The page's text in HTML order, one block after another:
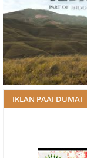
IKLAN PAAI DUMAI